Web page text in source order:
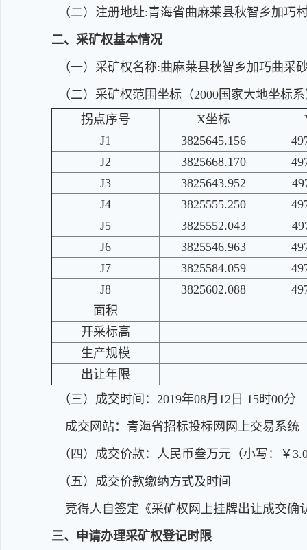
（二）注册地址:青海省曲麻莱县秋智乡加巧
二、采矿权基本情况
（一）采矿权名称:曲麻莱县秋智乡加巧曲采
（二）采矿权范围坐标（2000国家大地坐标
拐点序号
X坐标
J1
3825645.156
J2
3825668.170
J3
3825643.952
J4
3825555.250
J5
3825552.043
J6
3825546.963
J7
3825584.059
J8
3825602.088
面积
开采标高
生产规模
出让年限
（三）成交时间：2019年08月12日 15时00分
成交网站：青海省招标投标网网上交易系统
（四）成交价款：人民币叁万元（小写：￥
（五）成交价款缴纳方式及时间
竞得人自签定《采矿权网上挂牌出让成交确
三、申请办理采矿权登记时限